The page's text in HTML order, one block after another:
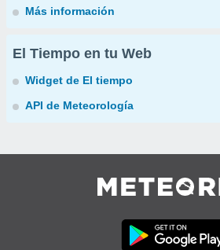
Más información
El Tiempo en tu Web
Widget de El tiempo
API de Meteorología